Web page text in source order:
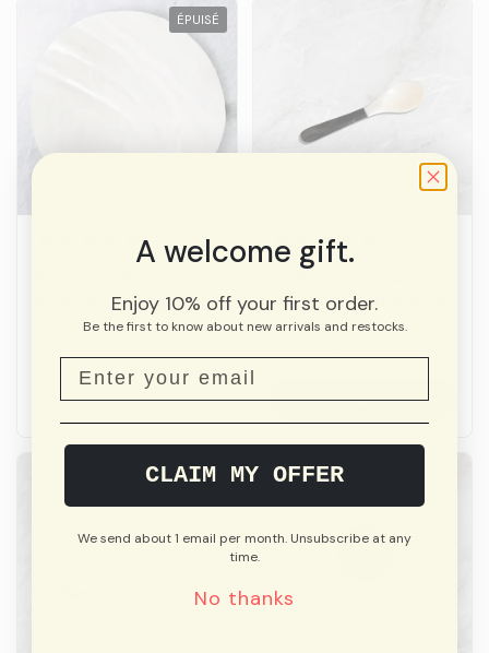
à caviar – nacre
$24.99 CAD
ÉPUISÉ
Cuillère à caviar –
Nacre avec manche
en bois
Prix:
$19.99 CAD
Ajouter au panier
A welcome gift.
Enjoy 10% off your first order.
Be the first to know about new arrivals and restocks.
CLAIM MY OFFER
We send about 1 email per month. Unsubscribe at any
time.
No thanks